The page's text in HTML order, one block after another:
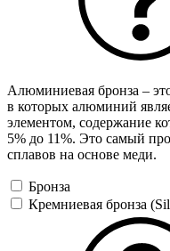
Алюминиевая бронза –
в которых алюминий
элементом, содержание
5% до 11%. Это самый
сплавов на основе меди.
Бронза
Кремниевая бронза